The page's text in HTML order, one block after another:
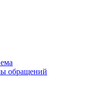
обращений